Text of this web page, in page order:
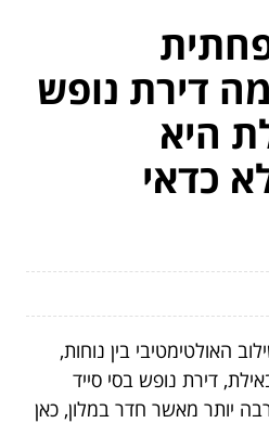
דירת נופש
היא
כדאי
האולטימטיבי בין נוחות,
דירת נופש בסי סייד
יותר מאשר חדר במלון, כאן